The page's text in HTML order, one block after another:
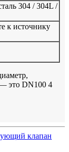
304 / 304L /
к источнику
это DN100 4
клапан